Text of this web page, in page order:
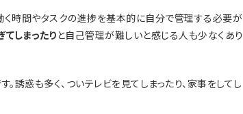
く時間やタスクの進捗を基本的に自分で管理する必要が
てしまったりと自己管理が難しいと感じる人も少なくあり
惑も多く、ついテレビを見てしまったり、家事をしてし